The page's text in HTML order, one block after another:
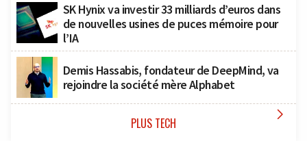
SK Hynix va investir 33 milliards d’euros dans
de nouvelles usines de puces mémoire pour
l’IA
Demis Hassabis, fondateur de DeepMind, va
rejoindre la société mère Alphabet
PLUS TECH 